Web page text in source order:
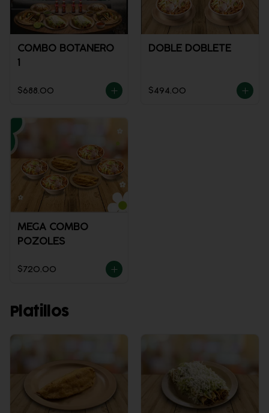
COMBO BOTANERO
1
$688.00
DOBLE DOBLETE
$494.00
MEGA COMBO
POZOLES
$720.00
Platillos